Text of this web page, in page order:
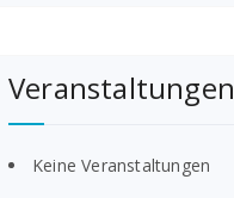
Veranstaltungen
Keine Veranstaltungen